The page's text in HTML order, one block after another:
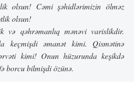
olsun! Cəmi şəhidlərimizin ölməz
olsun!
və qəhrəmanlıq mənəvi varislikdir.
keçmişdi əmanət kimi. Qismətinə
kimi! Onun hüzurunda keşikdə
borcu bilmişdi özünə.